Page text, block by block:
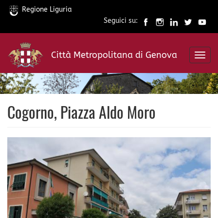
Salta
contenuto
principale
Regione Liguria
Seguici su:
Città Metropolitana di Genova
Cogorno, Piazza Aldo Moro